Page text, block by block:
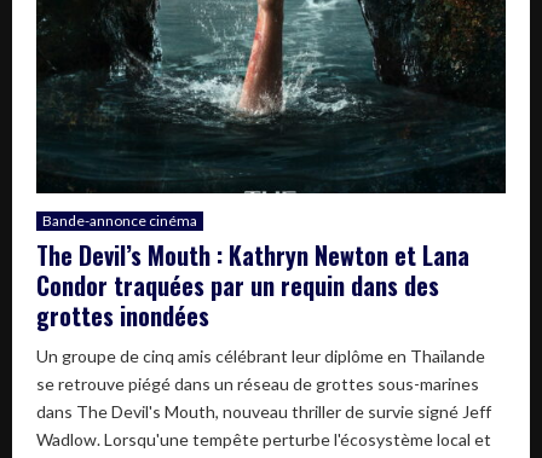
Bande-annonce cinéma
The Devil’s Mouth : Kathryn Newton et Lana
Condor traquées par un requin dans des
grottes inondées
Un groupe de cinq amis célébrant leur diplôme en Thaïlande
se retrouve piégé dans un réseau de grottes sous-marines
dans The Devil's Mouth, nouveau thriller de survie signé Jeff
Wadlow. Lorsqu'une tempête perturbe l'écosystème local et